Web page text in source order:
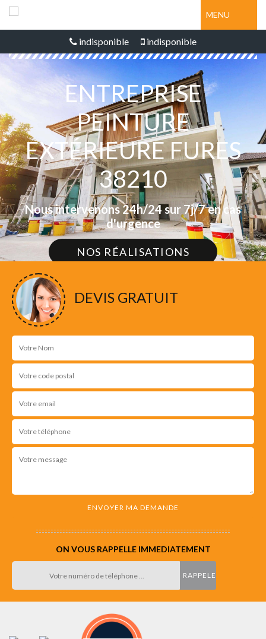
MENU
indisponible indisponible
ENTREPRISE
PEINTURE
EXTÉRIEURE FURES
38210
Nous intervenons 24h/24 sur 7j/7 en cas
d'urgence
NOS RÉALISATIONS
DEVIS GRATUIT
ON VOUS RAPPELLE IMMEDIATEMENT